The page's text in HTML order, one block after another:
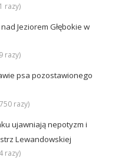
razy)
Jeziorem Głębokie w
razy)
psa pozostawionego
razy)
ujawniają nepotyzm i
Lewandowskiej
razy)